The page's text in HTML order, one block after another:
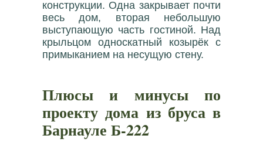
конструкции. Одна закрывает почти
весь дом, вторая небольшую
выступающую часть гостиной. Над
крыльцом односкатный козырёк с
примыканием на несущую стену.
Плюсы и минусы по
проекту дома из бруса в
Барнауле Б-222